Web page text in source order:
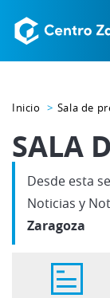
Inicio Sala de
SALA
Desde esta
Noticias y
Zaragoza